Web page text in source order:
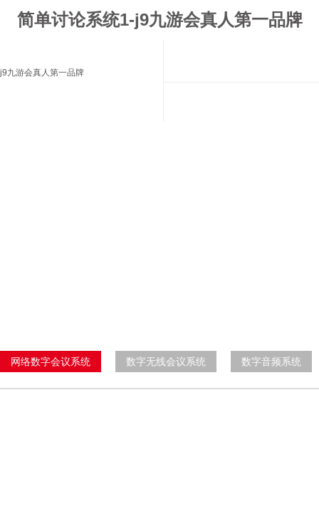
简单讨论系统1-j9九游会真人第一品牌
j9九游会真人第一品牌
网络数字会议系统 数字无线会议系统 数字音频系统